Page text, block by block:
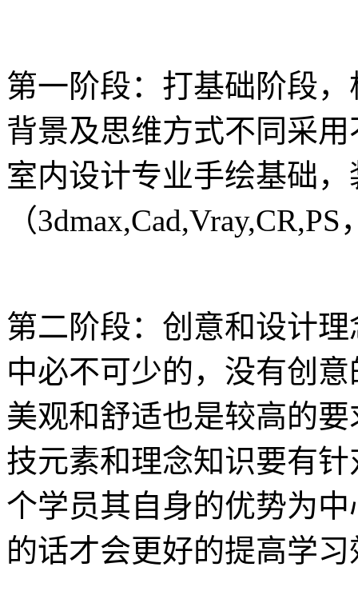
第一阶段：打基础阶段
背景及思维方式不同采
室内设计专业手绘基础
（
第二阶段：创意和设计
中必不可少的，没有创
美观和舒适也是较高的
技元素和理念知识要有
个学员其自身的优势为
的话才会更好的提高学